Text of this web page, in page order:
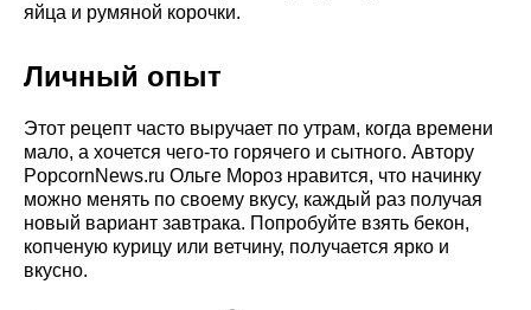
яйца и румяной корочки.
Личный опыт
Этот рецепт часто выручает по утрам, когда времени
мало, а хочется чего-то горячего и сытного. Автору
PopcornNews.ru Ольге Мороз нравится, что начинку
можно менять по своему вкусу, каждый раз получая
новый вариант завтрака. Попробуйте взять бекон,
копченую курицу или ветчину, получается ярко и
вкусно.